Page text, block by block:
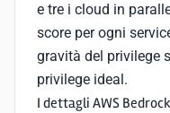
e tre i cloud in
score per ogni
gravità del privilege
privilege ideal.
I dettagli AWS